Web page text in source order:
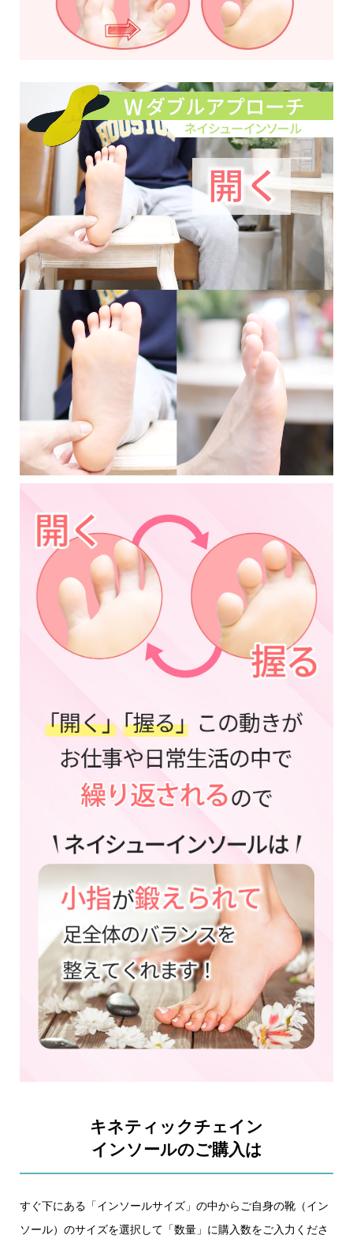
キネティックチェイン
インソールのご購入は
すぐ下にある「インソールサイズ」の中からご自身の靴（イン
ソール）のサイズを選択して「数量」に購入数をご入力くださ